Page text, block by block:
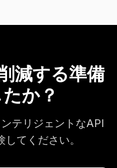
減する準備
か？
テリジェントなAPI
てください。